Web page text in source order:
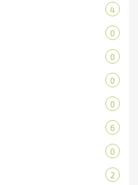
4
0
0
0
0
6
0
2